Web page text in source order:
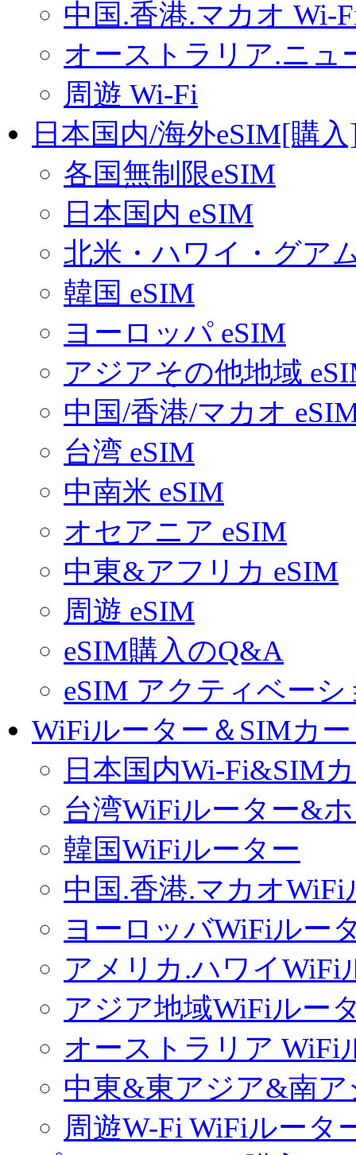
中国.香港.マカオ Wi-
オーストラリア.ニュ
周遊 Wi-Fi
日本国内/海外eSIM[購
各国無制限eSIM
日本国内 eSIM
北米・ハワイ・グア
韓国 eSIM
ヨーロッパ eSIM
アジアその他地域
中国/香港/マカオ
台湾 eSIM
中南米 eSIM
オセアニア eSIM
中東&アフリカ eSIM
周遊 eSIM
eSIM購入のQ&A
eSIM アクティベー
WiFiルーター＆SIMカ
日本国内Wi-Fi&SIM
台湾WiFiルーター&
韓国WiFiルーター
中国.香港.マカオWiFi
ヨーロッバWiFiルー
アメリカ.ハワイWiFi
アジア地域WiFiルー
オーストラリア WiFi
中東&東アジア&南
周遊W-Fi WiFiルータ